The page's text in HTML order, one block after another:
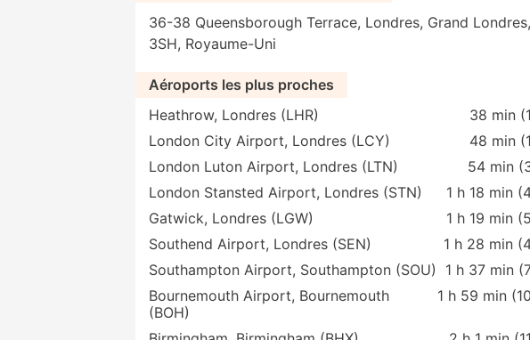
36-38 Queensborough Terrace, Londres, Grand
3SH, Royaume-Uni
Aéroports les plus proches
Heathrow, Londres (LHR)
38 min (
London City Airport, Londres (LCY)
48 min (
London Luton Airport, Londres (LTN)
54 min (
London Stansted Airport, Londres (STN)
1 h 18 min (
Gatwick, Londres (LGW)
1 h 19 min (
Southend Airport, Londres (SEN)
1 h 28 min (
Southampton Airport, Southampton (SOU)
1 h 37 min (
Bournemouth Airport, Bournemouth
(BOH)
1 h 59 min (